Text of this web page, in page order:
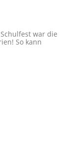
war die
So kann